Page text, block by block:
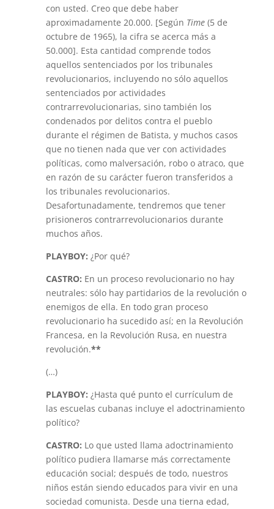
con usted. Creo que debe haber
aproximadamente 20.000. [Según Time(5 de
octubre de 1965), la cifra se acerca más a
50.000]. Esta cantidad comprende todos
aquellos sentenciados por los tribunales
revolucionarios, incluyendo no sólo aquellos
sentenciados por actividades
contrarrevolucionarias, sino también los
condenados por delitos contra el pueblo
durante el régimen de Batista, y muchos casos
que no tienen nada que ver con actividades
políticas, como malversación, robo o atraco, que
en razón de su carácter fueron transferidos a
los tribunales revolucionarios.
Desafortunadamente, tendremos que tener
prisioneros contrarrevolucionarios durante
muchos años.
PLAYBOY: ¿Por qué?
CASTRO: En un proceso revolucionario no hay
neutrales: sólo hay partidarios de la revolución o
enemigos de ella. En todo gran proceso
revolucionario ha sucedido así; en la Revolución
Francesa, en la Revolución Rusa, en nuestra
revolución.**
(…)
PLAYBOY: ¿Hasta qué punto el currículum de
las escuelas cubanas incluye el adoctrinamiento
político?
CASTRO: Lo que usted llama adoctrinamiento
político pudiera llamarse más correctamente
educación social; después de todo, nuestros
niños están siendo educados para vivir en una
sociedad comunista. Desde una tierna edad,